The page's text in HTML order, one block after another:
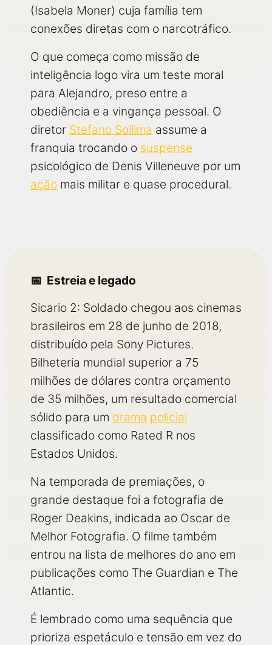
(Isabela Moner) cuja família tem
conexões diretas com o narcotráfico.
O que começa como missão de
inteligência logo vira um teste moral
para Alejandro, preso entre a
obediência e a vingança pessoal. O
diretor Stefano Sollima assume a
franquia trocando o suspense
psicológico de Denis Villeneuve por um
ação mais militar e quase procedural.
Estreia e legado
Sicario 2: Soldado chegou aos cinemas
brasileiros em 28 de junho de 2018,
distribuído pela Sony Pictures.
Bilheteria mundial superior a 75
milhões de dólares contra orçamento
de 35 milhões, um resultado comercial
sólido para um drama policial
classificado como Rated R nos
Estados Unidos.
Na temporada de premiações, o
grande destaque foi a fotografia de
Roger Deakins, indicada ao Oscar de
Melhor Fotografia. O filme também
entrou na lista de melhores do ano em
publicações como The Guardian e The
Atlantic.
É lembrado como uma sequência que
prioriza espetáculo e tensão em vez do